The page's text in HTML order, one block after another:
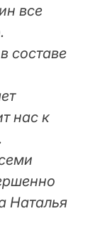
все
составе
нас к
Наталья